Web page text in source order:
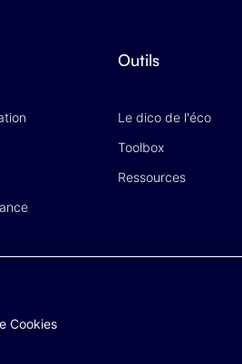
Outils
Le dico de l'éco
Toolbox
Ressources
Cookies